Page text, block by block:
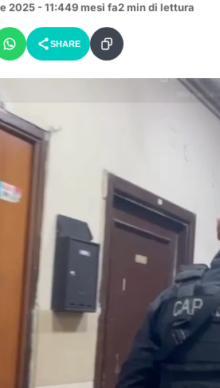
2025 - 11:449 mesi fa2 min di lettura
SHARE